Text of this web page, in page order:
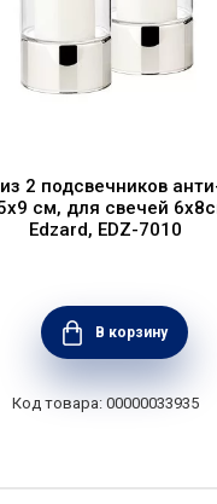
2 подсвечников
см, для свечей
Edzard, EDZ-7010
В корзину
00000033935